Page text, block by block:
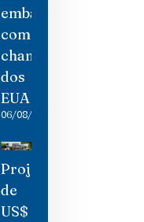
embaixadora
como
chantagem
dos
EUA
06/08/2026
Projeto
de
US$